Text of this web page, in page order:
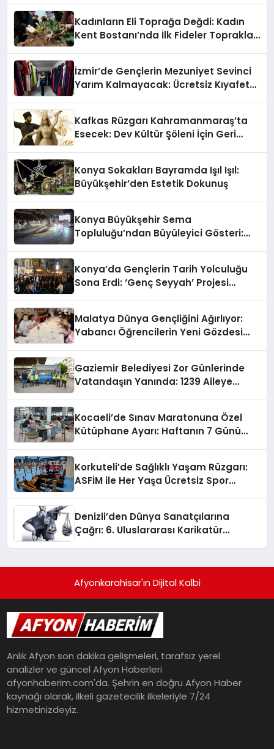
Kadınların Eli Toprağa Değdi: Kadın
Kent Bostanı’nda İlk Fideler Toprakla
İzmir’de Gençlerin Mezuniyet Sevinci
Yarım Kalmayacak: Ücretsiz Kıyafet
Kafkas Rüzgarı Kahramanmaraş’ta
Esecek: Dev Kültür Şöleni İçin Geri
Konya Sokakları Bayramda Işıl Işıl:
Büyükşehir’den Estetik Dokunuş
Konya Büyükşehir Sema
Topluluğu’ndan Büyüleyici Gösteri:
Konya’da Gençlerin Tarih Yolculuğu
Sona Erdi: ‘Genç Seyyah’ Projesi
Malatya Dünya Gençliğini Ağırlıyor:
Yabancı Öğrencilerin Yeni Gözdesi
Gaziemir Belediyesi Zor Günlerinde
Vatandaşın Yanında: 1239 Aileye
Kocaeli’de Sınav Maratonuna Özel
Kütüphane Ayarı: Haftanın 7 Günü
Korkuteli’de Sağlıklı Yaşam Rüzgarı:
ASFİM ile Her Yaşa Ücretsiz Spor
Denizli’den Dünya Sanatçılarına
Çağrı: 6. Uluslararası Karikatür
Afyonkarahisar'ın Dijital Kalbi
Anlık Afyon son dakika gelişmeleri, tarafsız yerel
analizler ve güncel Afyon Haberleri
afyonhaberim.com'da. Şehrin en doğru Afyon Haber
kaynağı olarak, ilkeli gazetecilik ilkeleriyle 7/24
hizmetinizdeyiz.